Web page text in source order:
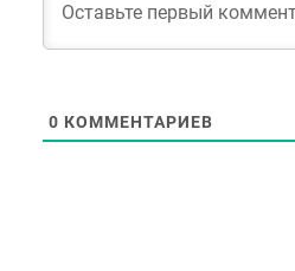
0 КОММЕНТАРИЕВ